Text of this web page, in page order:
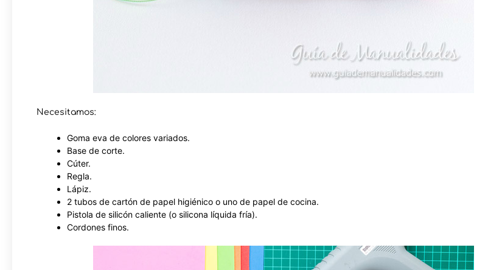
Necesitamos:
Goma eva de colores variados.
Base de corte.
Cúter.
Regla.
Lápiz.
2 tubos de cartón de papel higiénico o uno de papel de cocina.
Pistola de silicón caliente (o silicona líquida fría).
Cordones finos.